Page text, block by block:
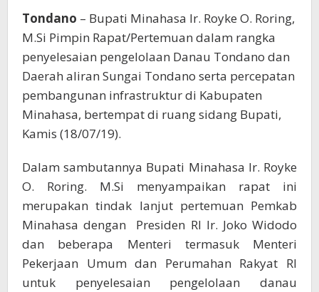
Tondano – Bupati Minahasa Ir. Royke O. Roring,
M.Si Pimpin Rapat/Pertemuan dalam rangka
penyelesaian pengelolaan Danau Tondano dan
Daerah aliran Sungai Tondano serta percepatan
pembangunan infrastruktur di Kabupaten
Minahasa, bertempat di ruang sidang Bupati,
Kamis (18/07/19).
Dalam sambutannya Bupati Minahasa Ir. Royke
O. Roring. M.Si menyampaikan rapat ini
merupakan tindak lanjut pertemuan Pemkab
Minahasa dengan Presiden RI Ir. Joko Widodo
dan beberapa Menteri termasuk Menteri
Pekerjaan Umum dan Perumahan Rakyat RI
untuk penyelesaian pengelolaan danau